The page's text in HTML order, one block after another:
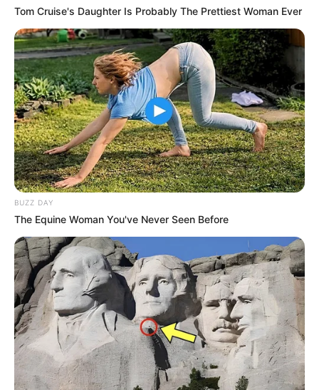
Tom Cruise's Daughter Is Probably The Prettiest Woman Ever
BUZZ DAY
The Equine Woman You've Never Seen Before